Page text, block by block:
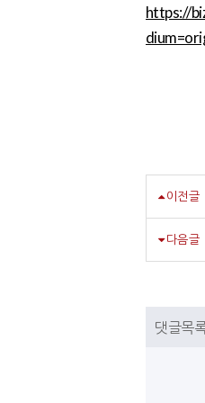
https://
이전글
다음글
댓글목